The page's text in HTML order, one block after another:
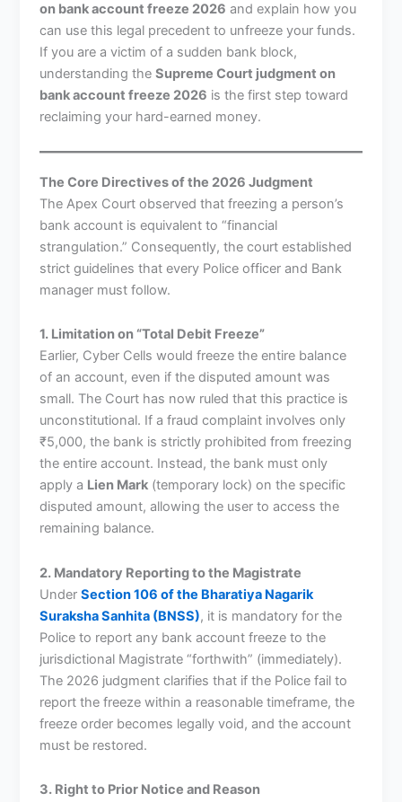
on bank account freeze 2026 and explain how you
can use this legal precedent to unfreeze your funds.
If you are a victim of a sudden bank block,
understanding theSupreme Court judgment on
bank account freeze 2026 is the first step toward
reclaiming your hard-earned money.
The Core Directives of the 2026 Judgment
The Apex Court observed that freezing a person’s
bank account is equivalent to “financial
strangulation.” Consequently, the court established
strict guidelines that every Police officer and Bank
manager must follow.
1. Limitation on “Total Debit Freeze”
Earlier, Cyber Cells would freeze the entire balance
of an account, even if the disputed amount was
small. The Court has now ruled that this practice is
unconstitutional. If a fraud complaint involves only
₹5,000, the bank is strictly prohibited from freezing
the entire account. Instead, the bank must only
apply a Lien Mark (temporary lock) on the specific
disputed amount, allowing the user to access the
remaining balance.
2. Mandatory Reporting to the Magistrate
UnderSection 106 of the Bharatiya Nagarik
Suraksha Sanhita (BNSS), it is mandatory for the
Police to report any bank account freeze to the
jurisdictional Magistrate “forthwith” (immediately).
The 2026 judgment clarifies that if the Police fail to
report the freeze within a reasonable timeframe, the
freeze order becomes legally void, and the account
must be restored.
3. Right to Prior Notice and Reason